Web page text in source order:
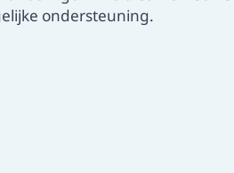
ondersteuning.